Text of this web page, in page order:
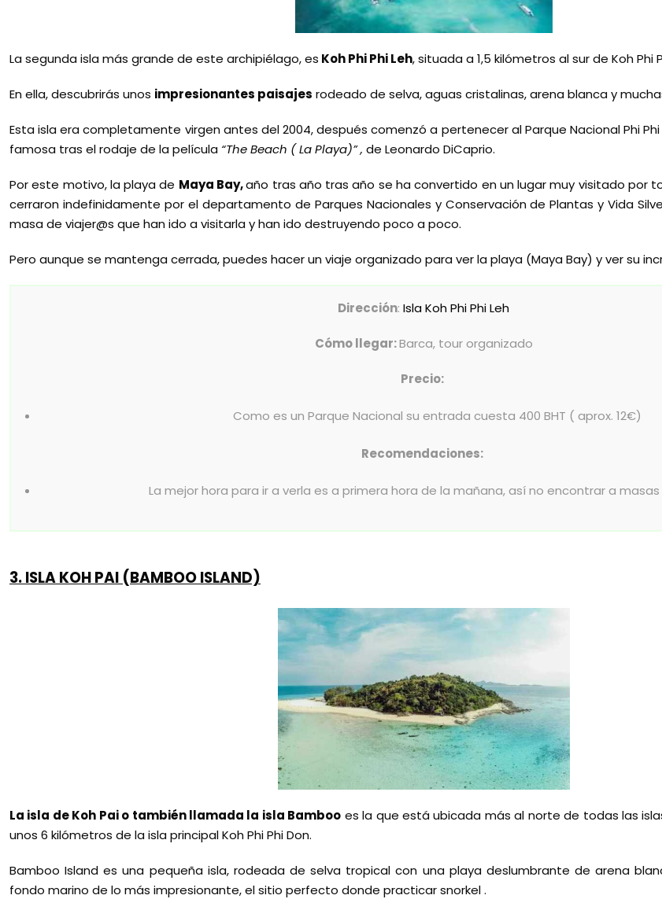
La segunda isla más grande de este archipiélago, es Koh Phi Phi Leh, situada a 1,5 kilómetros al sur de Koh Phi
En ella, descubrirás unos impresionantes paisajes rodeado de selva, aguas cristalinas, arena blanca y
Esta isla era completamente virgen antes del 2004, después comenzó a pertenecer al Parque Nacional Phi
famosa tras el rodaje de la película “The Beach ( La Playa)” , de Leonardo DiCaprio.
Por este motivo, la playa de Maya Bay,año tras año tras año se ha convertido en un lugar muy visitado por
cerraron indefinidamente por el departamento de Parques Nacionales y Conservación de Plantas y Vida
masa de viajer@s que han ido a visitarla y han ido destruyendo poco a poco.
Pero aunque se mantenga cerrada, puedes hacer un viaje organizado para ver la playa (Maya Bay) y ver su
Dirección: Isla Koh Phi Phi Leh
Cómo llegar:Barca, tour organizado
Precio:
Como es un Parque Nacional su entrada cuesta 400 BHT ( aprox. 12€)
Recomendaciones:
La mejor hora para ir a verla es a primera hora de la mañana, así no encontrar a
3. ISLA KOH PAI (BAMBOO ISLAND)
La isla de Koh Pai o también llamada la isla Bamboo es la que está ubicada más al norte de todas las
unos 6 kilómetros de la isla principal Koh Phi Phi Don.
Bamboo Island es una pequeña isla, rodeada de selva tropical con una playa deslumbrante de arena
fondo marino de lo más impresionante, el sitio perfecto donde practicar snorkel .